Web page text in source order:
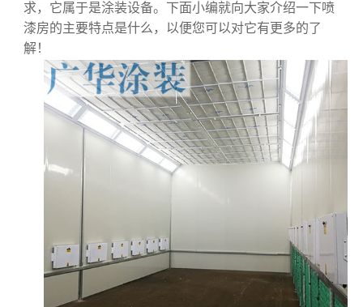
求，它属于是涂装设备。下面小编就向大家介绍一下喷
漆房的主要特点是什么，以便您可以对它有更多的了
解！